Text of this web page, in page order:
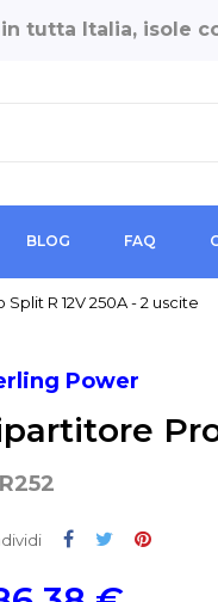
tutta Italia, isole
BLOG FAQ
R 12V 250A - 2 uscite
Power
Condividi
Twitta